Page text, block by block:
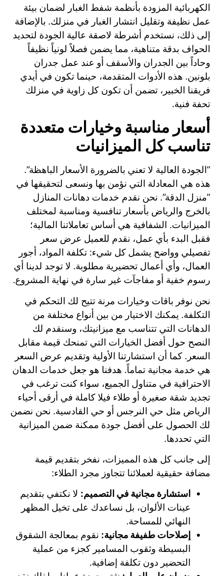
الكهربائية المزودة بأنظمة شفط الغبار لضمان بيئة
عمل نظيفة وتقليل انتشار الغبار في منزلك. بالإضافة
إلى ذلك، نستخدم أشرطة لاصقة عالية الجودة لتحديد
الحواف بدقة متناهية، مما يضمن فصلاً لونياً نظيفاً
وحاداً بين الجدران والأسقف أو عند عمل جدران
بلونين. هذه الأدوات المتقدمة، حينما تكون في أيدي
فريقنا الخبير، تضمن أن تكون كل زاوية في منزلك
تحفة فنية.
أسعار مناسبة وخيارات متعددة
تناسب كل الميزانيات
“الجودة العالية لا تعني بالضرورة الأسعار الباهظة”.
هذه هي المعادلة التي نؤمن بها ونسعى لتحقيقها في
“منزل الدقة”. نحن نقدم خدمات دهانات المنازل
بالخرج والرياض بأسعار تنافسية ومناسبة لمختلف
الميزانيات. الشفافية هي أساس تعاملاتنا المالية؛
فقبل البدء بأي عمل، نقدم للعميل عرض سعر
تفصيلي وواضح يشمل كل شيء: تكلفة المواد، أجور
العمال، وأي أعمال تحضيرية مطلوبة. لا توجد لدينا أي
رسوم خفية أو مفاجآت غير سارة في نهاية المشروع.
نحن نوفر باقات وخيارات مرنة تتيح لك التحكم في
التكلفة. يمكنك الاختيار من بين أنواع مختلفة من
الدهانات التي تتناسب مع ميزانيتك، وسنقدم لك
النصح حول أفضل الخيارات التي تمنحك قيمة مقابل
السعر. كما أن استشارتنا الأولية وتقديم عرض السعر
هي خدمة مجانية تماماً. هدفنا هو جعل خدمات الدهان
الاحترافية في متناول الجميع، سواء كنت ترغب في
تجديد شقة صغيرة أو طلاء فيلا كاملة في أرقى أحياء
الرياض مثل حي النرجس أو حي القادسية. نحن نضمن
لك الحصول على أفضل جودة ممكنة ضمن الميزانية
التي تحددها.
إلى جانب كل هذه المميزات، نفخر بتقديم قيمة
مضافة حقيقية لعملائنا تتجاوز مجرد الطلاء:
استشارة مجانية في التصميم: لا نكتفي بتقديم
عينات الألوان، بل نساعدك على تخيل المظهر
النهائي للمساحة.
إصلاحات طفيفة مجانية: نقوم بمعالجة الشقوق
البسيطة وثقوب المسامير كجزء من عملية
التحضير دون تكلفة إضافية.